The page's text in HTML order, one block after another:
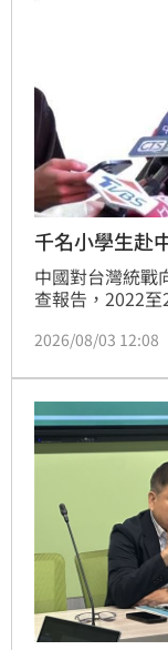
千名小學生赴
中國對台灣統戰
查報告，2022
警，統戰已經向
委會、海基會也
訪，沒有人身安
文化，當然尊重
2026/08/03 12:08